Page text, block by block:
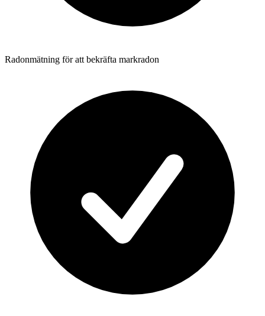
Radonmätning för att bekräfta markradon